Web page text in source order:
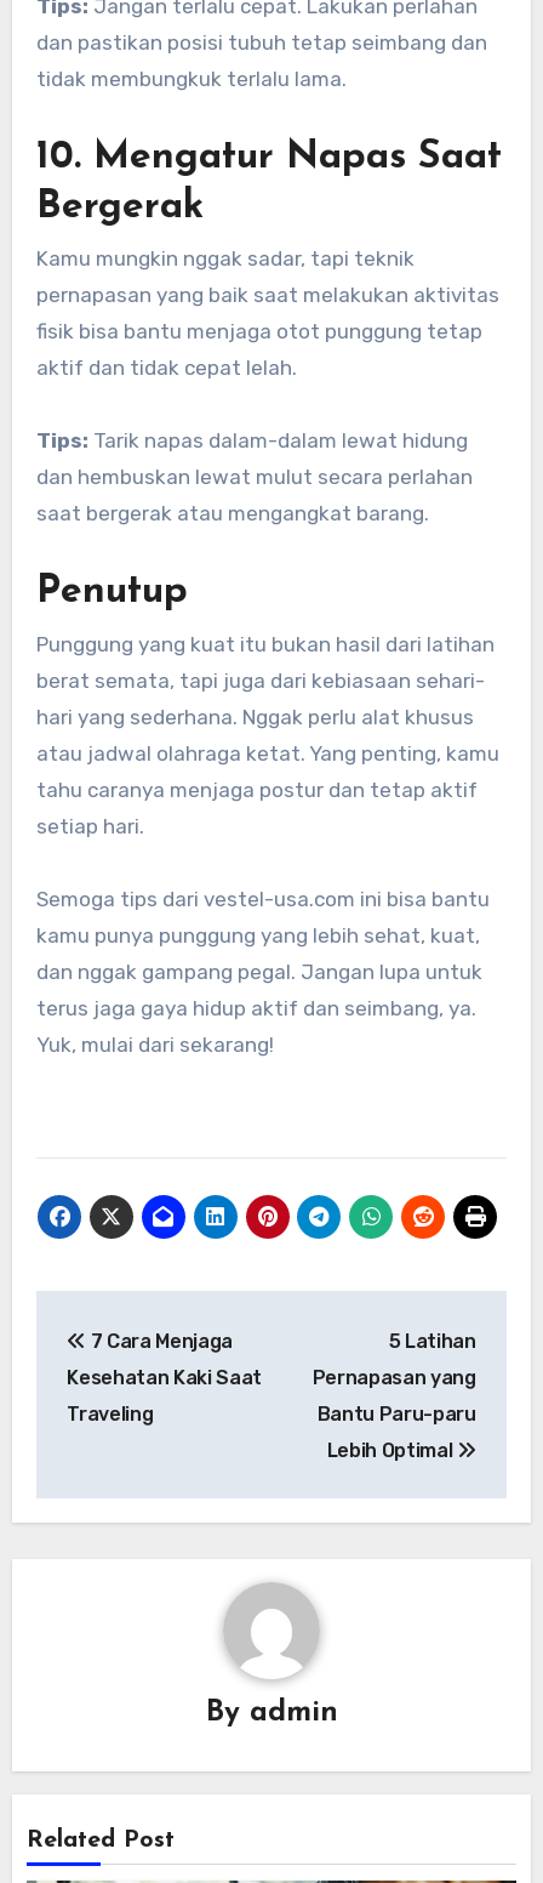
Tips: Jangan terlalu cepat. Lakukan perlahan
dan pastikan posisi tubuh tetap seimbang dan
tidak membungkuk terlalu lama.
10. Mengatur Napas Saat
Bergerak
Kamu mungkin nggak sadar, tapi teknik
pernapasan yang baik saat melakukan aktivitas
fisik bisa bantu menjaga otot punggung tetap
aktif dan tidak cepat lelah.
Tips: Tarik napas dalam-dalam lewat hidung
dan hembuskan lewat mulut secara perlahan
saat bergerak atau mengangkat barang.
Penutup
Punggung yang kuat itu bukan hasil dari latihan
berat semata, tapi juga dari kebiasaan sehari-
hari yang sederhana. Nggak perlu alat khusus
atau jadwal olahraga ketat. Yang penting, kamu
tahu caranya menjaga postur dan tetap aktif
setiap hari.
Semoga tips dari vestel-usa.com ini bisa bantu
kamu punya punggung yang lebih sehat, kuat,
dan nggak gampang pegal. Jangan lupa untuk
terus jaga gaya hidup aktif dan seimbang, ya.
Yuk, mulai dari sekarang!
pos
7 Cara Menjaga
Kesehatan Kaki Saat
Traveling
5 Latihan
Pernapasan yang
Bantu Paru-paru
Lebih Optimal
By admin
Related Post